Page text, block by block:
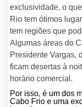
exclusividade, o
Rio tem ótimos
tem regiões que
Algumas áreas do
Presidente Vargas,
ficam desertas à
horário comercial.
Por isso, é um dos
Cabo Frio e uma